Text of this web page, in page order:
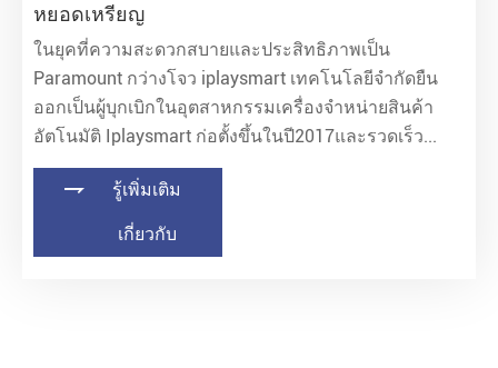
หยอดเหรียญ
ในยุคที่ความสะดวกสบายและประสิทธิภาพเป็น
Paramount กว่างโจว iplaysmart เทคโนโลยีจำกัดยืน
ออกเป็นผู้บุกเบิกในอุตสาหกรรมเครื่องจำหน่ายสินค้า
อัตโนมัติ Iplaysmart ก่อตั้งขึ้นในปี2017และรวดเร็ว...
 รู้เพิ่มเติม
เกี่ยวกับ